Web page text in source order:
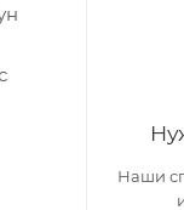
Наши